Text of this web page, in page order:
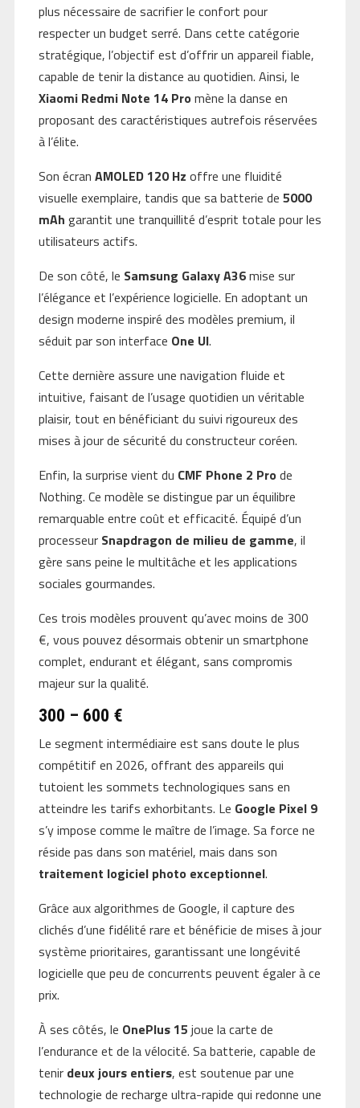
plus nécessaire de sacrifier le confort pour
respecter un budget serré. Dans cette catégorie
stratégique, l’objectif est d’offrir un appareil fiable,
capable de tenir la distance au quotidien. Ainsi, le
Xiaomi Redmi Note 14 Pro mène la danse en
proposant des caractéristiques autrefois réservées
à l’élite.
Son écran AMOLED 120 Hz offre une fluidité
visuelle exemplaire, tandis que sa batterie de 5000
mAh garantit une tranquillité d’esprit totale pour les
utilisateurs actifs.
De son côté, le Samsung Galaxy A36mise sur
l’élégance et l’expérience logicielle. En adoptant un
design moderne inspiré des modèles premium, il
séduit par son interface One UI.
Cette dernière assure une navigation fluide et
intuitive, faisant de l’usage quotidien un véritable
plaisir, tout en bénéficiant du suivi rigoureux des
mises à jour de sécurité du constructeur coréen.
Enfin, la surprise vient du CMF Phone 2 Pro de
Nothing. Ce modèle se distingue par un équilibre
remarquable entre coût et efficacité. Équipé d’un
processeur Snapdragon de milieu de gamme, il
gère sans peine le multitâche et les applications
sociales gourmandes.
Ces trois modèles prouvent qu’avec moins de 300
€, vous pouvez désormais obtenir un smartphone
complet, endurant et élégant, sans compromis
majeur sur la qualité.
300 – 600 €
Le segment intermédiaire est sans doute le plus
compétitif en 2026, offrant des appareils qui
tutoient les sommets technologiques sans en
atteindre les tarifs exhorbitants. Le Google Pixel 9
s’y impose comme le maître de l’image. Sa force ne
réside pas dans son matériel, mais dans son
traitement logiciel photo exceptionnel.
Grâce aux algorithmes de Google, il capture des
clichés d’une fidélité rare et bénéficie de mises à jour
système prioritaires, garantissant une longévité
logicielle que peu de concurrents peuvent égaler à ce
prix.
À ses côtés, le OnePlus 15 joue la carte de
l’endurance et de la vélocité. Sa batterie, capable de
tenir deux jours entiers, est soutenue par une
technologie de recharge ultra-rapide qui redonne une